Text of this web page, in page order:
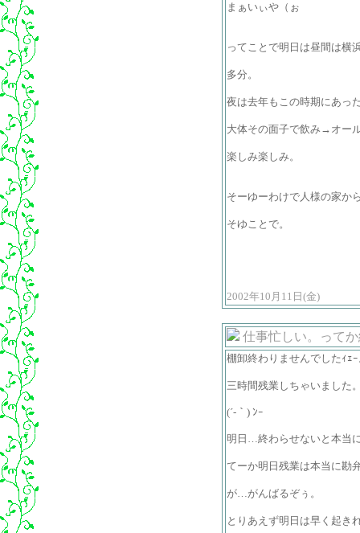
まぁいぃや（ぉ
ってことで明日は昼間は横
多分。
夜は去年もこの時期にあっ
大体その面子で飲み→オー
楽しみ楽しみ。
そーゆーわけで人様の家か
そゆことで。
2002年10月11日(金)
仕事忙しい。って
棚卸終わりませんでしたｨｪ
三時間残業しちゃいました
(´-｀) ﾝｰ
明日…終わらせないと本当
てーか明日残業は本当に勘
が…がんばるぞぅ。
とりあえず明日は早く起き